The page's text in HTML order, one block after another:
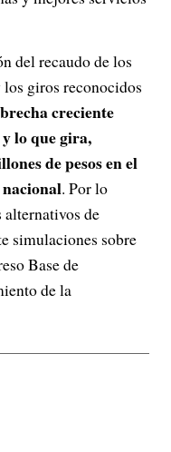
del recaudo de los
giros reconocidos
brecha creciente
lo que gira,
de pesos en el
. Por lo
alternativos de
simulaciones sobre
Base de
de la